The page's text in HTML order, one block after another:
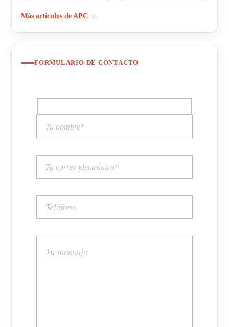
Más artículos de APC →
FORMULARIO DE CONTACTO